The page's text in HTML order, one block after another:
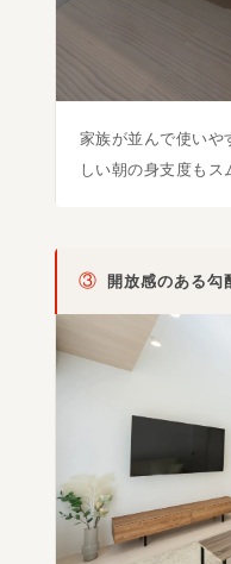
家族が並んで使い
しい朝の身支度もス
③ 開放感のある勾